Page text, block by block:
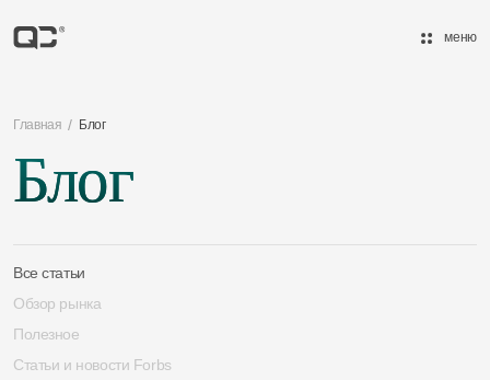
меню
Главная / Блог
Блог
Все статьи
Обзор рынка
Полезное
Статьи и новости Forbs